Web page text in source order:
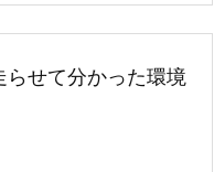
らせて分かった環境